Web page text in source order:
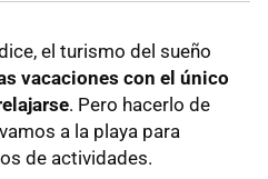
el turismo del sueño
vacaciones con el único
. Pero hacerlo de
a la playa para
de actividades.